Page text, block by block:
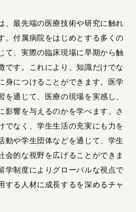
、最先端の医療技術や研究に触れ
。付属病院をはじめとする多くの
て、実際の臨床現場に早期から触
です。これにより、知識だけでな
身につけることができます。医学
を通じて、医療の現場を実感し、
影響を与えるのかを学べます。さ
でなく、学生生活の充実にも力を
動や学生団体などを通じて、学生
会的な視野を広げることができま
学制度によりグローバルな視点で
する人材に成長するを深めるチャ